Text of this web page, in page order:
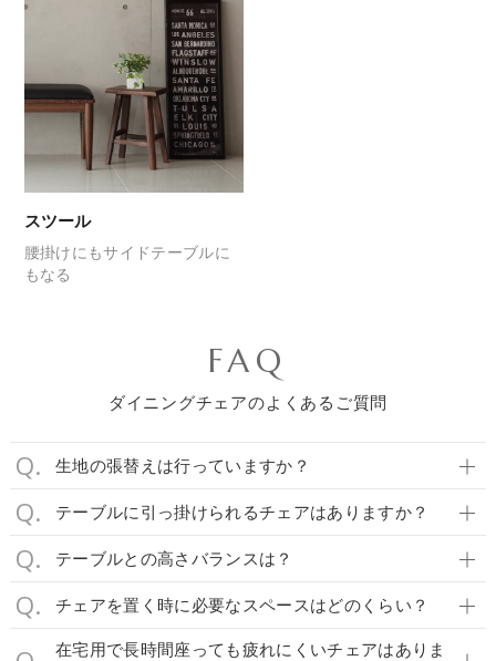
スツール
腰掛けにもサイドテーブルに
もなる
FAQ
ダイニングチェアのよくあるご質問
生地の張替えは行っていますか？
テーブルに引っ掛けられるチェアはありますか？
テーブルとの高さバランスは？
チェアを置く時に必要なスペースはどのくらい？
在宅用で長時間座っても疲れにくいチェアはありま